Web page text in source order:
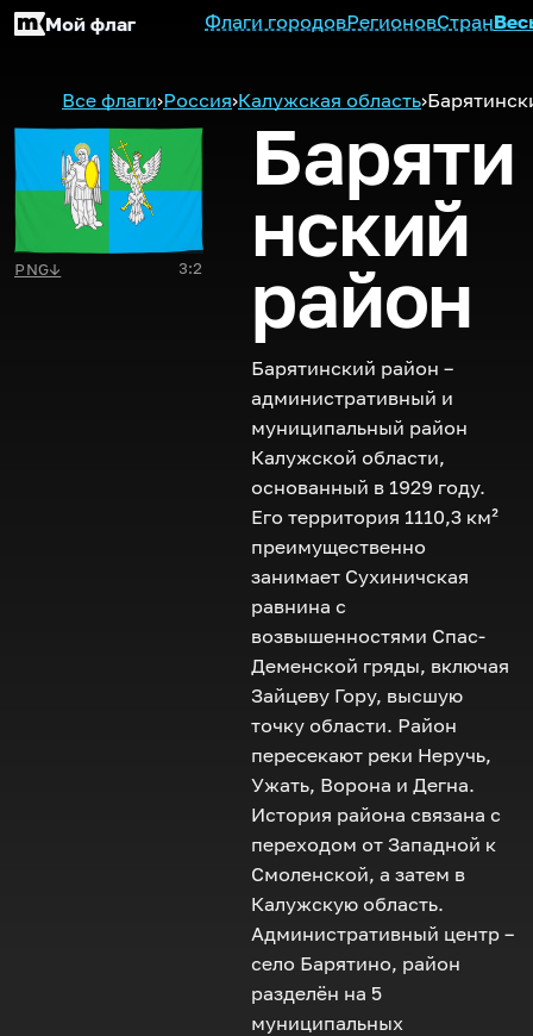
Мой флаг Флаги городовРегионовСтран
Все флаги›Россия›Калужская область›
PNG↓ 3:2
Баряти
нский
район
Барятинский район –
административный и
муниципальный район
Калужской области,
основанный в 1929 году.
Его территория 1110,3 км²
преимущественно
занимает Сухиничская
равнина с
возвышенностями Спас-
Деменской гряды, включая
Зайцеву Гору, высшую
точку области. Район
пересекают реки Неручь,
Ужать, Ворона и Дегна.
История района связана с
переходом от Западной к
Смоленской, а затем в
Калужскую область.
Административный центр –
село Барятино, район
разделён на 5
муниципальных